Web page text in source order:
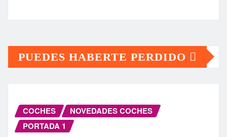
PUEDES HABERTE PERDIDO
COCHES
NOVEDADES COCHES
PORTADA 1